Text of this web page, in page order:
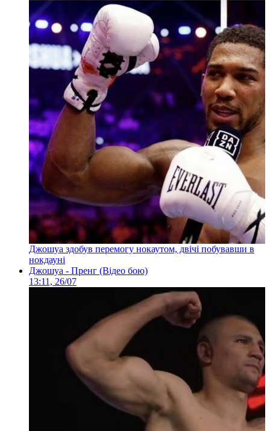
Джошуа здобув перемогу нокаутом, двічі побувавши в
нокдауні
Джошуа - Пренг (Відео бою)
13:11, 26/07